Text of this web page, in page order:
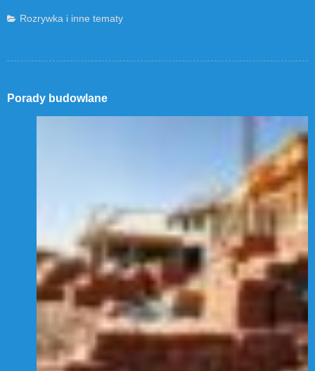
Rozrywka i inne tematy
Porady budowlane